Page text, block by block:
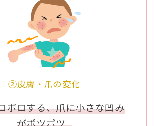
②皮膚・爪の変化
ボロする、爪に小さな凹み
がポツポツ